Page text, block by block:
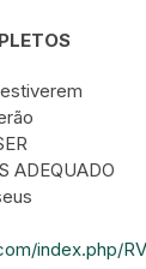
ADEQUADO
index.php/